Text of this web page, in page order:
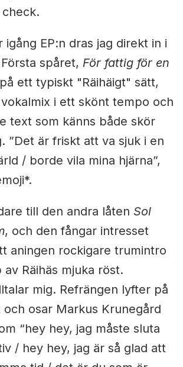
igång EP:n dras jag direkt in i
spåret, För fattig för en
ett typiskt "Räihäigt" sätt,
i ett skönt tempo och
text som känns både skör
”Det är friskt att va sjuk i en
/ borde vila mina hjärna”,
till den andra låten Sol
, och den fångar intresset
aningen rockigare trumintro
Räihäs mjuka röst.
mig. Refrängen lyfter på
osar Markus Krunegård
“hey hey, jag måste sluta
/ hey hey, jag är så glad att